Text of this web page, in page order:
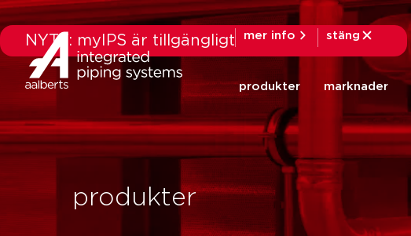
NYTT: myIPS är tillgängligt mer info
stäng
produkter marknader
produkter